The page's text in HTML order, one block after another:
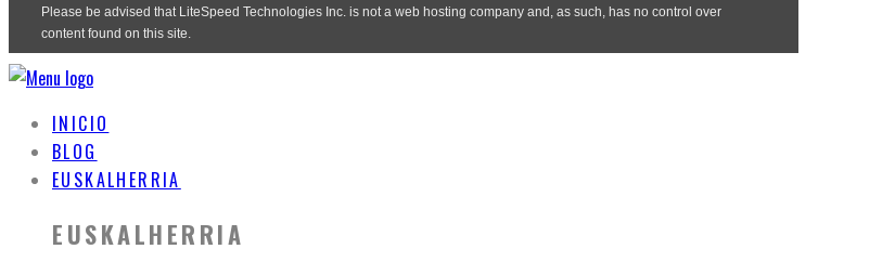
INICIO
BLOG
EUSKALHERRIA
EUSKALHERRIA